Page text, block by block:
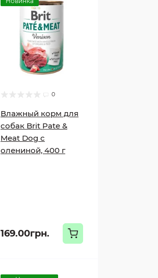
0
Влажный корм для
собак Brit Pate &
Meat Dog с
олениной, 400 г
169.00грн.